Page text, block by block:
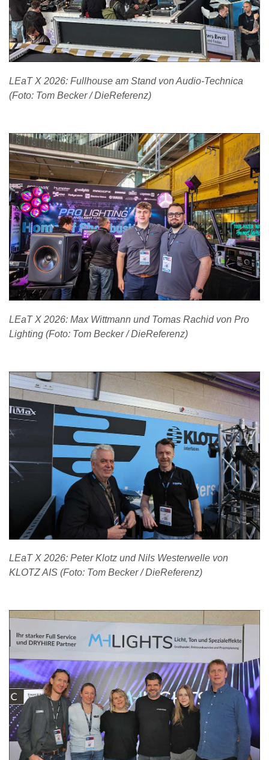
LEaT X 2026: Fullhouse am Stand von Audio-Technica
(Foto: Tom Becker / DieReferenz)
LEaT X 2026: Max Wittmann und Tomas Rachid von Pro
Lighting (Foto: Tom Becker / DieReferenz)
LEaT X 2026: Peter Klotz und Nils Westerwelle von
KLOTZ AIS (Foto: Tom Becker / DieReferenz)